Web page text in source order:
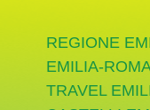
REGIONE
EMILIA-
TRAVEL